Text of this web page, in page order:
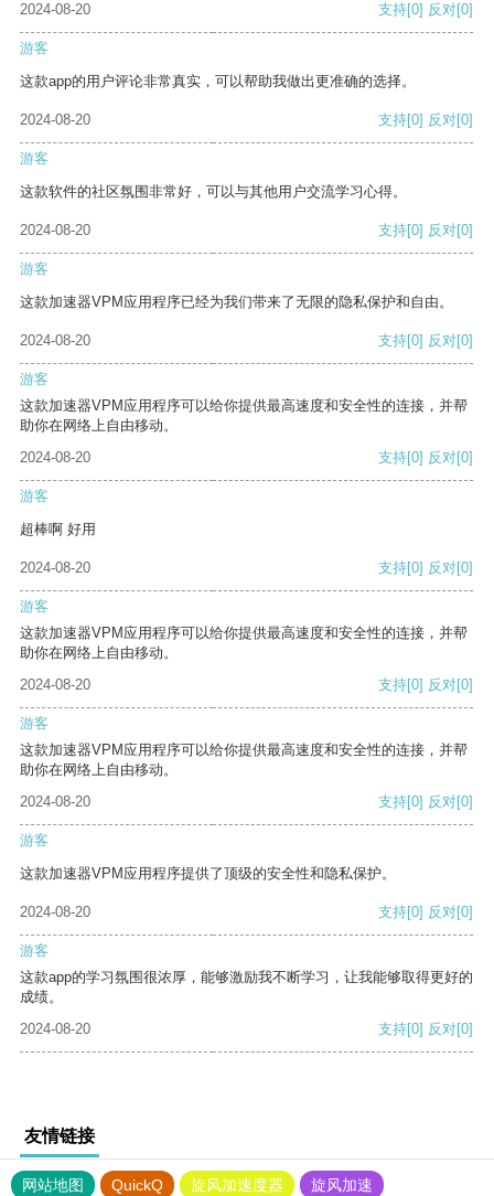
2024-08-20 支持[0] 反对[0]
游客
这款app的用户评论非常真实，可以帮助我做出更准确的选择。
2024-08-20 支持[0] 反对[0]
游客
这款软件的社区氛围非常好，可以与其他用户交流学习心得。
2024-08-20 支持[0] 反对[0]
游客
这款加速器VPM应用程序已经为我们带来了无限的隐私保护和自由。
2024-08-20 支持[0] 反对[0]
游客
这款加速器VPM应用程序可以给你提供最高速度和安全性的连接，并帮
助你在网络上自由移动。
2024-08-20
支持[0] 反对[0]
游客
超棒啊 好用
2024-08-20 支持[0] 反对[0]
游客
这款加速器VPM应用程序可以给你提供最高速度和安全性的连接，并帮
助你在网络上自由移动。
2024-08-20
支持[0] 反对[0]
游客
这款加速器VPM应用程序可以给你提供最高速度和安全性的连接，并帮
助你在网络上自由移动。
2024-08-20
支持[0] 反对[0]
游客
这款加速器VPM应用程序提供了顶级的安全性和隐私保护。
2024-08-20 支持[0] 反对[0]
游客
这款app的学习氛围很浓厚，能够激励我不断学习，让我能够取得更好的
成绩。
2024-08-20
支持[0] 反对[0]
友情链接
网站地图 QuickQ 旋风加速度器
旋风加速